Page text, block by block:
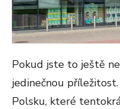
Pokud jste to ještě
jedinečnou
Polsku, které